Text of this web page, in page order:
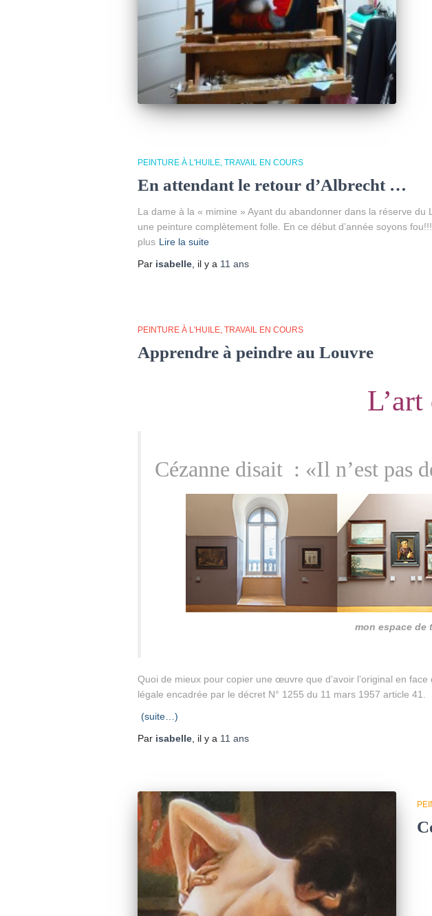
PEINTURE À L'HUILE TRAVAIL EN COURS
En attendant le retour d’Albrecht …
La dame à la « mimine » Ayant du abandonner dans la réserve
une peinture complètement folle. En ce début d’année soyons
plus Lire la suite
Par isabelle, il y a 11 ans
PEINTURE À L'HUILE TRAVAIL EN COURS
Apprendre à peindre au Louvre
Cézanne disait : «Il n’est pas
mon espace de
Quoi de mieux pour copier une œuvre que d’avoir l’original en
légale encadrée par le décret N° 1255 du 11 mars 1957 article 41.
(suite…)
Par isabelle, il y a 11 ans